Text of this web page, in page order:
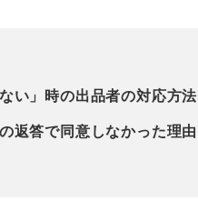
い」時の出品者の対応方法
返答で同意しなかった理由